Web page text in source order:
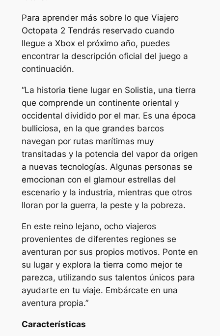
Para aprender más sobre lo que Viajero
Octopata 2 Tendrás reservado cuando
llegue a Xbox el próximo año, puedes
encontrar la descripción oficial del juego a
continuación.
“La historia tiene lugar en Solistia, una tierra
que comprende un continente oriental y
occidental dividido por el mar. Es una época
bulliciosa, en la que grandes barcos
navegan por rutas marítimas muy
transitadas y la potencia del vapor da origen
a nuevas tecnologías. Algunas personas se
emocionan con el glamour estrellas del
escenario y la industria, mientras que otros
lloran por la guerra, la peste y la pobreza.
En este reino lejano, ocho viajeros
provenientes de diferentes regiones se
aventuran por sus propios motivos. Ponte en
su lugar y explora la tierra como mejor te
parezca, utilizando sus talentos únicos para
ayudarte en tu viaje. Embárcate en una
aventura propia.”
Características